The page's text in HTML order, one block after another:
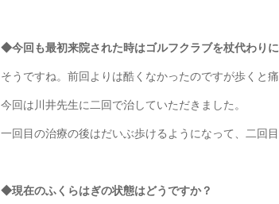
◆今回も最初来院された時はゴルフクラブを杖代わり
そうですね。前回よりは酷くなかったのですが歩くと痛
今回は川井先生に二回で治していただきました。
一回目の治療の後はだいぶ歩けるようになって、二回
◆現在のふくらはぎの状態はどうですか？